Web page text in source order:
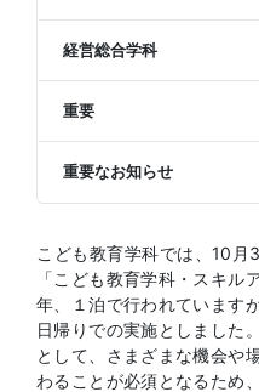
経営総合学科
重要
重要なお知らせ
こども教育学科では、10
「こども教育学科・スキル
年、１泊で行われています
日帰りでの実施としました
として、さまざまな機会や
わることが必須となるため